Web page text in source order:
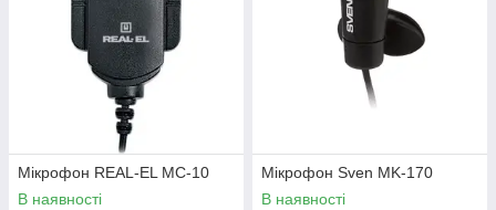
Мікрофон REAL-EL MC-10
В наявності
Мікрофон Sven MK-170
В наявності